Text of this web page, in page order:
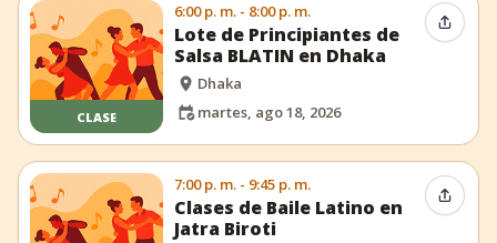
CLASE
6:00 p. m. - 8:00 p. m.
Lote de Principiantes de
Salsa BLATIN en Dhaka
Dhaka
martes, ago 18, 2026
7:00 p. m. - 9:45 p. m.
Clases de Baile Latino en
Jatra Biroti